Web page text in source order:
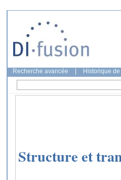
Recherche avancée Historique
Structure et